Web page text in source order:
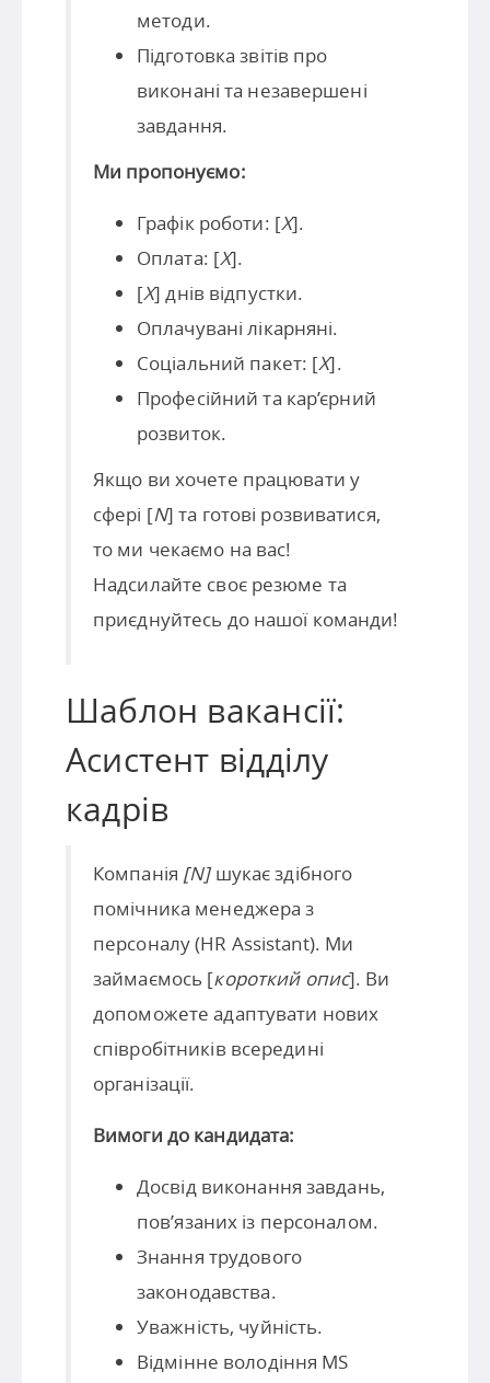
методи.
Підготовка звітів про
виконані та незавершені
завдання.
Ми пропонуємо:
Графік роботи: [X].
Оплата: [X].
[X] днів відпустки.
Оплачувані лікарняні.
Соціальний пакет: [X].
Професійний та кар’єрний
розвиток.
Якщо ви хочете працювати у
сфері [N] та готові розвиватися,
то ми чекаємо на вас!
Надсилайте своє резюме та
приєднуйтесь до нашої команди!
Шаблон вакансії:
Асистент відділу
кадрів
Компанія [N]шукає здібного
помічника менеджера з
персоналу (HR Assistant). Ми
займаємось [короткий опис]. Ви
допоможете адаптувати нових
співробітників всередині
організації.
Вимоги до кандидата:
Досвід виконання завдань,
пов’язаних із персоналом.
Знання трудового
законодавства.
Уважність, чуйність.
Відмінне володіння MS